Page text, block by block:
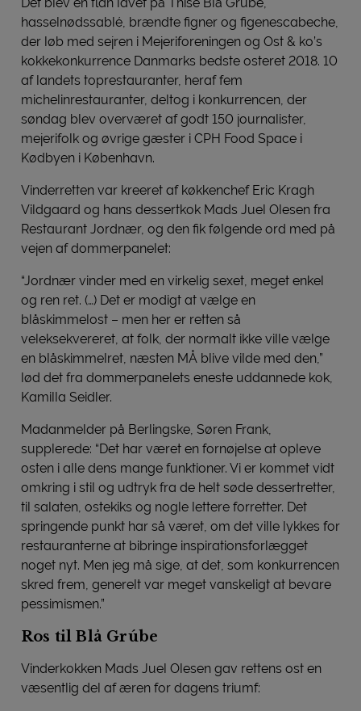
hasselnødssablé, brændte figner og figenescabeche,
der løb med sejren i Mejeriforeningen og Ost & ko’s
kokkekonkurrence Danmarks bedste osteret 2018. 10
af landets toprestauranter, heraf fem
michelinrestauranter, deltog i konkurrencen, der
søndag blev overværet af godt 150 journalister,
mejerifolk og øvrige gæster i CPH Food Space i
Kødbyen i København.
Vinderretten var kreeret af køkkenchef Eric Kragh
Vildgaard og hans dessertkok Mads Juel Olesen fra
Restaurant Jordnær, og den fik følgende ord med på
vejen af dommerpanelet:
“Jordnær vinder med en virkelig sexet, meget enkel
og ren ret. (…) Det er modigt at vælge en
blåskimmelost – men her er retten så
veleksekvereret, at folk, der normalt ikke ville vælge
en blåskimmelret, næsten MÅ blive vilde med den,”
lød det fra dommerpanelets eneste uddannede kok,
Kamilla Seidler.
Madanmelder på Berlingske, Søren Frank,
supplerede: “Det har været en fornøjelse at opleve
osten i alle dens mange funktioner. Vi er kommet vidt
omkring i stil og udtryk fra de helt søde dessertretter,
til salaten, ostekiks og nogle lettere forretter. Det
springende punkt har så været, om det ville lykkes for
restauranterne at bibringe inspirationsforlægget
noget nyt. Men jeg må sige, at det, som konkurrencen
skred frem, generelt var meget vanskeligt at bevare
pessimismen.”
Ros til Blå Grúbe
Vinderkokken Mads Juel Olesen gav rettens ost en
væsentlig del af æren for dagens triumf: